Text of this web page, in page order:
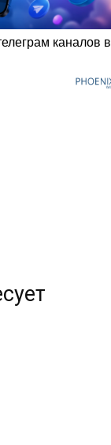
каналов в